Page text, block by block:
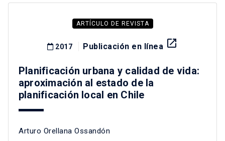
ARTÍCULO DE REVISTA
2017 Publicación en línea launch
Planificación urbana y calidad de vida:
aproximación al estado de la
planificación local en Chile
Arturo Orellana Ossandón